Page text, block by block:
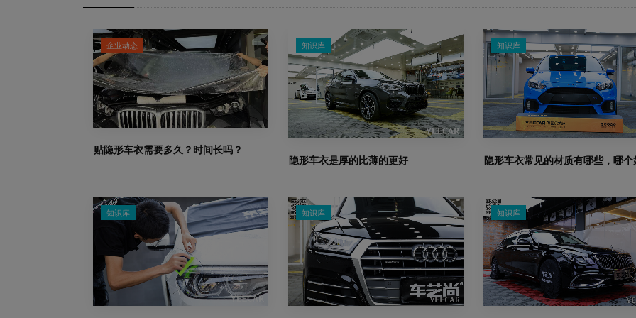
企业动态
贴隐形车衣需要多久？时间长吗？
知识库
隐形车衣是厚的比薄的更好
知识库
隐形车衣常见的材质有哪些，哪个
知识库 知识库 知识库